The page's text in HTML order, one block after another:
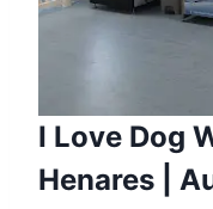
I Love Dog
Henares |